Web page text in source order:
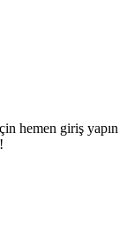
hemen giriş yapın